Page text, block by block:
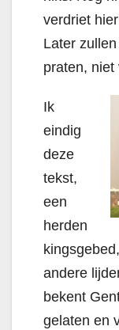
verdriet
Later
praten, niet
Ik
eindig
deze
tekst,
een
herden
andere
bekent
gelaten en